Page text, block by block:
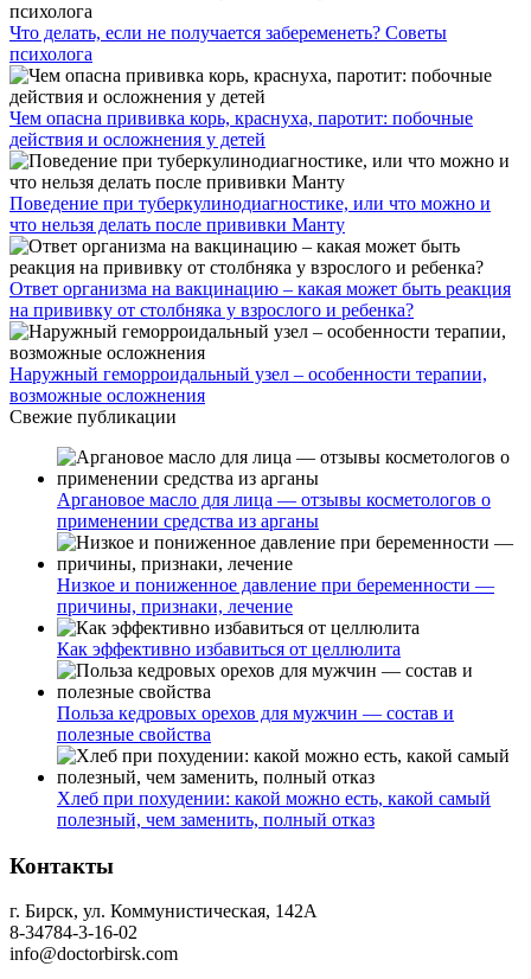
Что делать, если не получается забеременеть? Советы
психолога
Чем опасна прививка корь, краснуха, паротит: побочные
действия и осложнения у детей
Поведение при туберкулинодиагностике, или что можно и
что нельзя делать после прививки Манту
Ответ организма на вакцинацию – какая может быть реакция
на прививку от столбняка у взрослого и ребенка?
Наружный геморроидальный узел – особенности терапии,
возможные осложнения
Свежие публикации
Аргановое масло для лица — отзывы косметологов о
применении средства из арганы
Низкое и пониженное давление при беременности —
причины, признаки, лечение
Как эффективно избавиться от целлюлита
Польза кедровых орехов для мужчин — состав и
полезные свойства
Хлеб при похудении: какой можно есть, какой самый
полезный, чем заменить, полный отказ
Контакты
г. Бирск, ул. Коммунистическая, 142А
8-34784-3-16-02
info@doctorbirsk.com